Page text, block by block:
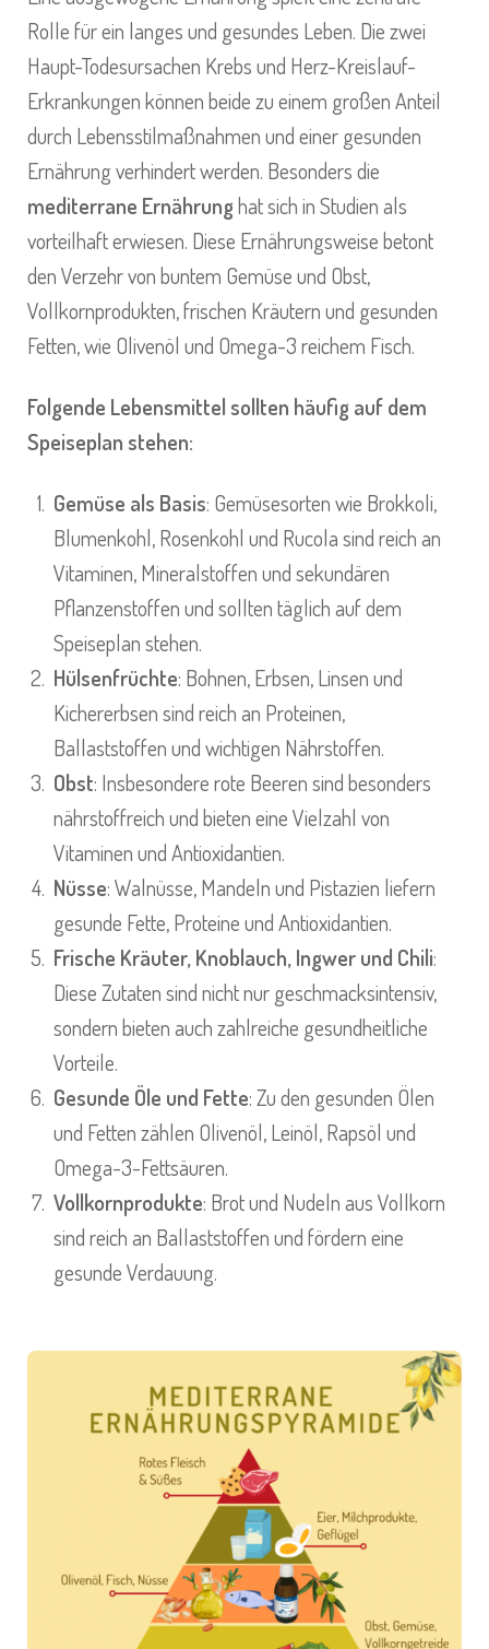
Rolle für ein langes und gesundes Leben. Die zwei
Haupt-Todesursachen Krebs und Herz-Kreislauf-
Erkrankungen können beide zu einem großen Anteil
durch Lebensstilmaßnahmen und einer gesunden
Ernährung verhindert werden. Besonders die
mediterrane Ernährunghat sich in Studien als
vorteilhaft erwiesen. Diese Ernährungsweise betont
den Verzehr von buntem Gemüse und Obst,
Vollkornprodukten, frischen Kräutern und gesunden
Fetten, wie Olivenöl und Omega-3 reichem Fisch.
Folgende Lebensmittel sollten häufig auf dem
Speiseplan stehen:
Gemüse als Basis: Gemüsesorten wie Brokkoli,
Blumenkohl, Rosenkohl und Rucola sind reich an
Vitaminen, Mineralstoffen und sekundären
Pflanzenstoffen und sollten täglich auf dem
Speiseplan stehen.
Hülsenfrüchte: Bohnen, Erbsen, Linsen und
Kichererbsen sind reich an Proteinen,
Ballaststoffen und wichtigen Nährstoffen.
Obst: Insbesondere rote Beeren sind besonders
nährstoffreich und bieten eine Vielzahl von
Vitaminen und Antioxidantien.
Nüsse: Walnüsse, Mandeln und Pistazien liefern
gesunde Fette, Proteine und Antioxidantien.
Frische Kräuter, Knoblauch, Ingwer und Chili:
Diese Zutaten sind nicht nur geschmacksintensiv,
sondern bieten auch zahlreiche gesundheitliche
Vorteile.
Gesunde Öle und Fette: Zu den gesunden Ölen
und Fetten zählen Olivenöl, Leinöl, Rapsöl und
Omega-3-Fettsäuren.
Vollkornprodukte: Brot und Nudeln aus Vollkorn
sind reich an Ballaststoffen und fördern eine
gesunde Verdauung.